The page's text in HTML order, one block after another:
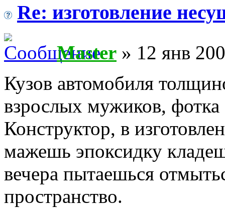
Re: изготовление
Master » 12 янв
Кузов автомобиля
взрослых мужиков,
Конструктор, в
мажешь эпоксидку
вечера пытаешься
пространство.